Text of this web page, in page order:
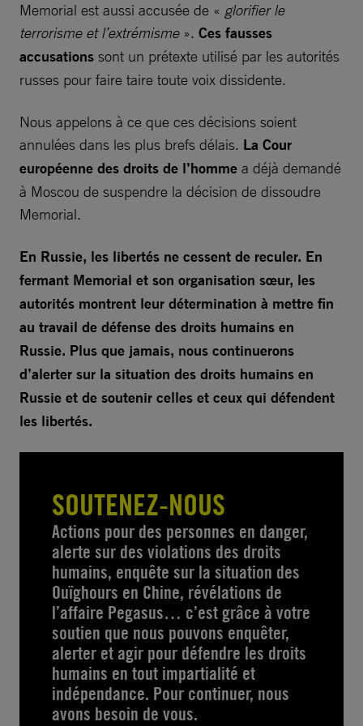
Memorial est aussi accusée de « glorifier le
terrorisme et l’extrémisme». Ces fausses
accusations sont un prétexte utilisé par les autorités
russes pour faire taire toute voix dissidente.
Nous appelons à ce que ces décisions soient
annulées dans les plus brefs délais. La Cour
européenne des droits de l’homme a déjà demandé
à Moscou de suspendre la décision de dissoudre
Memorial.
En Russie, les libertés ne cessent de reculer. En
fermant Memorial et son organisation sœur, les
autorités montrent leur détermination à mettre fin
au travail de défense des droits humains en
Russie. Plus que jamais, nous continuerons
d’alerter sur la situation des droits humains en
Russie et de soutenir celles et ceux qui défendent
les libertés.
SOUTENEZ-NOUS
Actions pour des personnes en danger,
alerte sur des violations des droits
humains, enquête sur la situation des
Ouïghours en Chine, révélations de
l’affaire Pegasus… c’est grâce à votre
soutien que nous pouvons enquêter,
alerter et agir pour défendre les droits
humains en tout impartialité et
indépendance. Pour continuer, nous
avons besoin de vous.